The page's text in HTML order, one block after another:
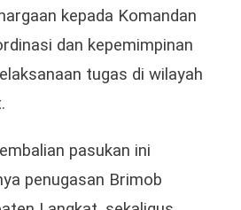
kepada Komandan
dan kepemimpinan
tugas di wilayah
pasukan ini
penugasan Brimob